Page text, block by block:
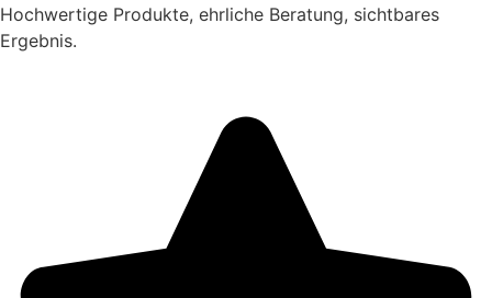
Hochwertige Produkte, ehrliche Beratung, sichtbares
Ergebnis.